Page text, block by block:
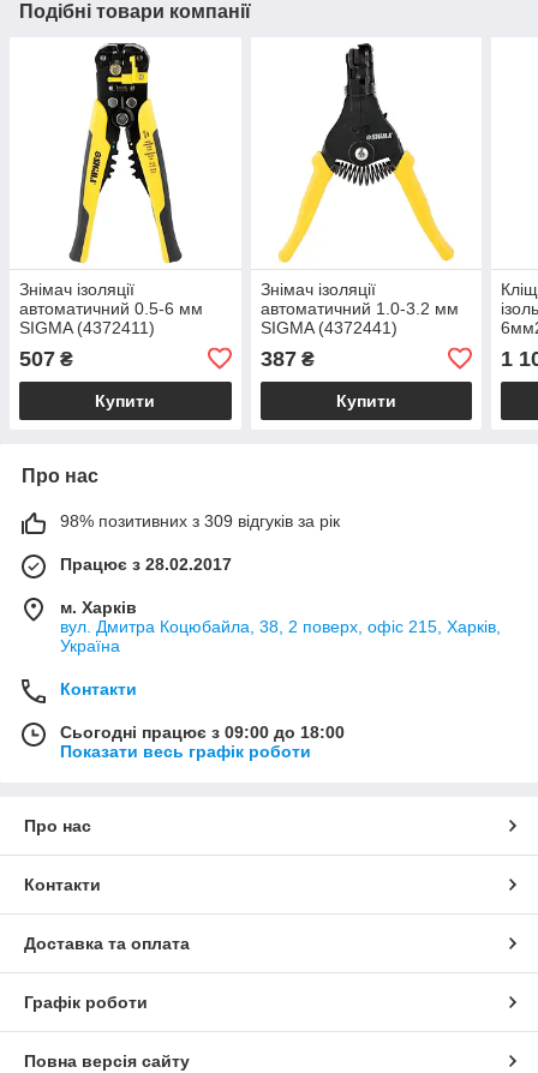
Подібні товари компанії
Знімач ізоляції
автоматичний 0.5-6 мм
SIGMA (4372411)
507 ₴
Купити
Знімач ізоляції
автоматичний 1.0-3.2 мм
SIGMA (4372441)
387₴
Купити
1
Про нас
98% позитивних з 309 відгуків за рік
Працює з 28.02.2017
м. Харків
вул. Дмитра Коцюбайла, 38, 2 поверх, офіс 215, Харків,
Україна
Контакти
Сьогодні працює з 09:00 до 18:00
Показати весь графік роботи
Про нас
Контакти
Доставка та оплата
Графік роботи
Повна версія сайту